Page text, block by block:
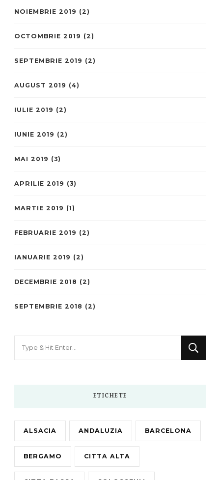
NOIEMBRIE 2019 (2)
OCTOMBRIE 2019 (2)
SEPTEMBRIE 2019 (2)
AUGUST 2019 (4)
IULIE 2019 (2)
IUNIE 2019 (2)
MAI 2019 (3)
APRILIE 2019 (3)
MARTIE 2019 (1)
FEBRUARIE 2019 (2)
IANUARIE 2019 (2)
DECEMBRIE 2018 (2)
SEPTEMBRIE 2018 (2)
ETICHETE
ALSACIA ANDALUZIA BARCELONA
BERGAMO CITTA ALTA